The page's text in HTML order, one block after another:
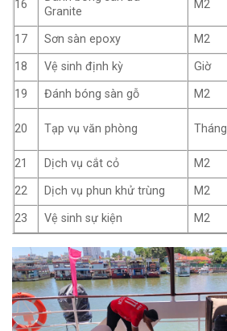
16
Granite
M2
17 Sơn sàn epoxy M2
18
Vệ sinh định kỳ Giờ
19
Đánh bóng sàn gỗ M2
20 Tạp vụ văn phòng Tháng
21
Dịch vụ cắt cỏ M2
22
Dịch vụ phun khử trùng M2
23
Vệ sinh sự kiện M2